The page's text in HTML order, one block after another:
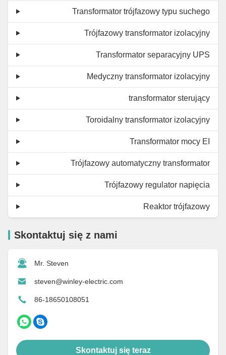
Transformator trójfazowy typu suchego
Trójfazowy transformator izolacyjny
Transformator separacyjny UPS
Medyczny transformator izolacyjny
transformator sterujący
Toroidalny transformator izolacyjny
Transformator mocy EI
Trójfazowy automatyczny transformator
Trójfazowy regulator napięcia
Reaktor trójfazowy
Skontaktuj się z nami
Mr. Steven
steven@winley-electric.com
86-18650108051
Skontaktuj się teraz